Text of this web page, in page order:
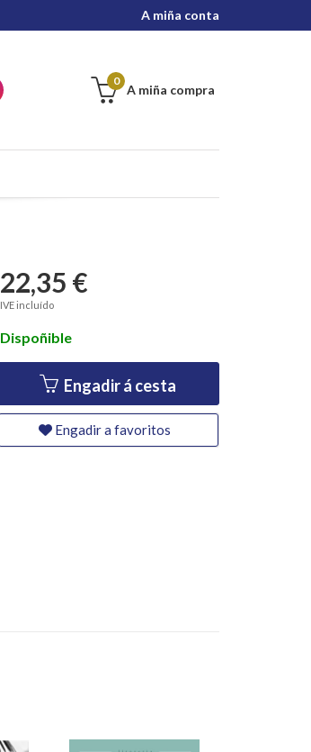
A miña conta
A miña compra
0
22,35 €
IVE incluído
Dispoñible
Engadir á cesta
Engadir a favoritos